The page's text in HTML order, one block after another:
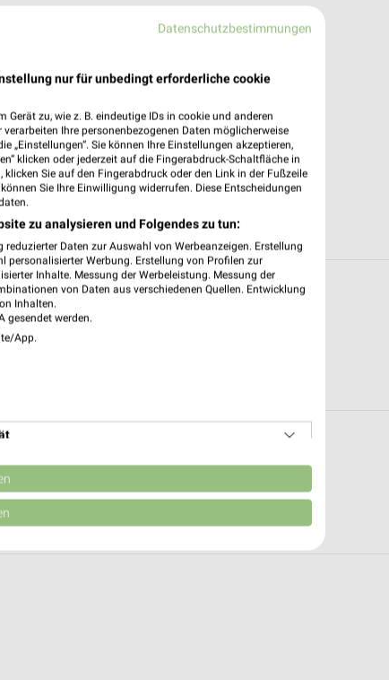
Datenschutzbestimmungen
nur für unbedingt erforderliche cookie
zu, wie z. B. eindeutige IDs in cookie und anderen
Ihre personenbezogenen Daten möglicherweise
„Einstellungen“. Sie können Ihre Einstellungen akzeptieren,
klicken oder jederzeit auf die Fingerabdruck-Schaltfläche in
Sie auf den Fingerabdruck oder den Link in der Fußzeile
Sie Ihre Einwilligung widerrufen. Diese Entscheidungen
zu analysieren und Folgendes zu tun:
Daten zur Auswahl von Werbeanzeigen. Erstellung
personalisierter Werbung. Erstellung von Profilen zur
Inhalte. Messung der Werbeleistung. Messung der
von Daten aus verschiedenen Quellen. Entwicklung
Inhalten.
gesendet werden.
App.